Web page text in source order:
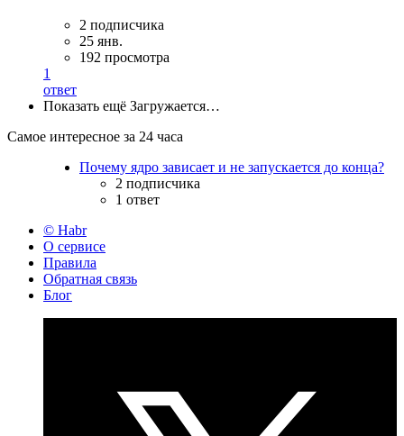
2 подписчика
25 янв.
192 просмотра
1
ответ
Показать ещё Загружается…
Самое интересное за 24 часа
Почему ядро зависает и не запускается до конца?
2 подписчика
1 ответ
© Habr
О сервисе
Правила
Обратная связь
Блог